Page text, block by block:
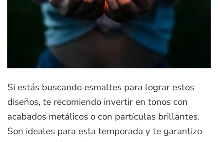
Si estás buscando esmaltes para lograr estos
diseños, te recomiendo invertir en tonos con
acabados metálicos o con partículas brillantes.
Son ideales para esta temporada y te garantizo